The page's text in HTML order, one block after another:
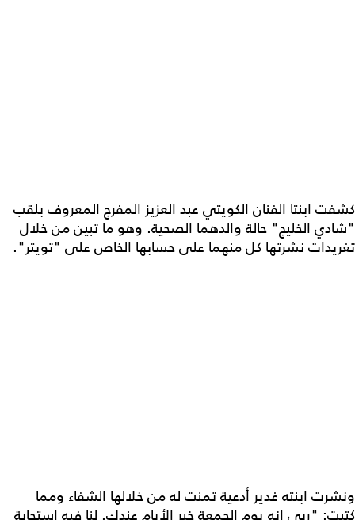
كشفت ابنتا الفنان الكويتي عبد العزيز المفرج المعروف بلقب
"شادي الخليج" حالة والدهما الصحية. وهو ما تبين من خلال
تغريدات نشرتها كل منهما على حسابها الخاص على "تويتر".
ونشرت ابنته غدير أدعية تمنت له من خلالها الشفاء ومما
كتبت: "ربي إنه يوم الجمعة خير الأيام عندك. لنا فيه استجابة